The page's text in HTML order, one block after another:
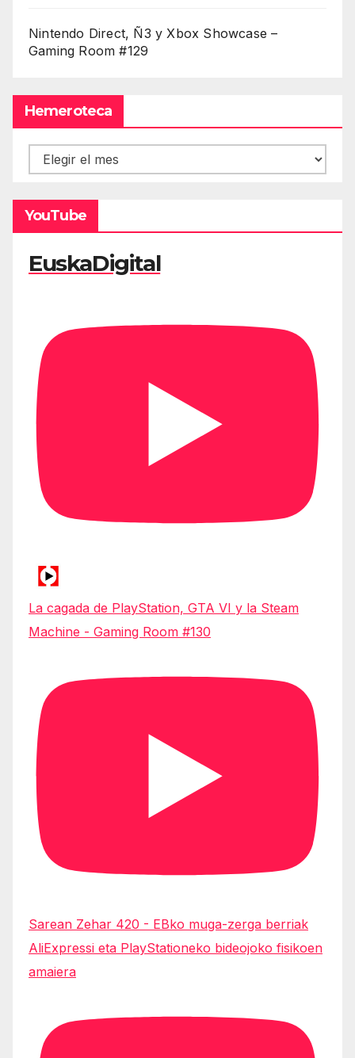
Nintendo Direct, Ñ3 y Xbox Showcase –
Gaming Room #129
Hemeroteca
Hemeroteca
YouTube
EuskaDigital
La cagada de PlayStation, GTA VI y la Steam
Machine - Gaming Room #130
Sarean Zehar 420 - EBko muga-zerga berriak
AliExpressi eta PlayStationeko bideojoko fisikoen
amaiera